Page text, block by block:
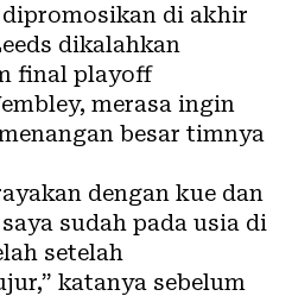
di akhir
dikalahkan
final playoff
merasa ingin
besar timnya
dengan kue dan
sudah pada usia di
setelah
katanya sebelum